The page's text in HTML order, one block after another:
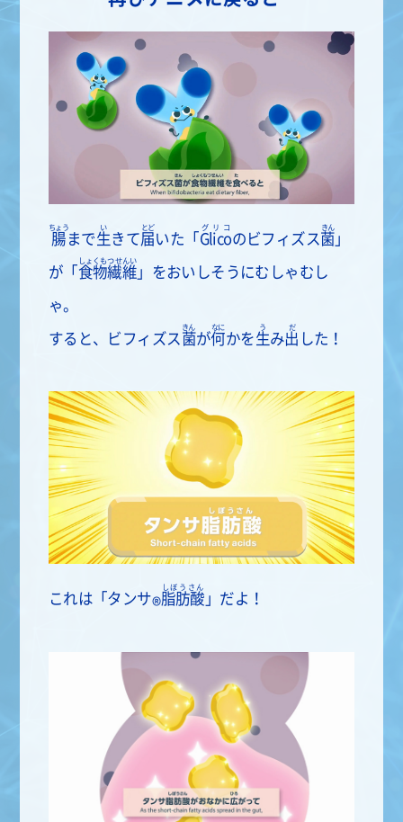
腸
ちょう
まで生
い
きて届
とど
いた「 Glico
グリコ
のビフィズス菌
きん
」
が「 食物繊維
しょくもつせんい
」をおいしそうにむしゃむし
ゃ。
すると、ビフィズス 菌
きん
が何
なに
かを生
う
み出
だ
した！
これは「 タンサ®脂肪酸
しぼうさん
」だよ！